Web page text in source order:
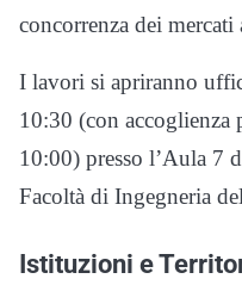
concorrenza dei mercati
I lavori si apriranno
10:30 (con accoglienza
10:00) presso l’Aula 7
Facoltà di Ingegneria
Istituzioni e